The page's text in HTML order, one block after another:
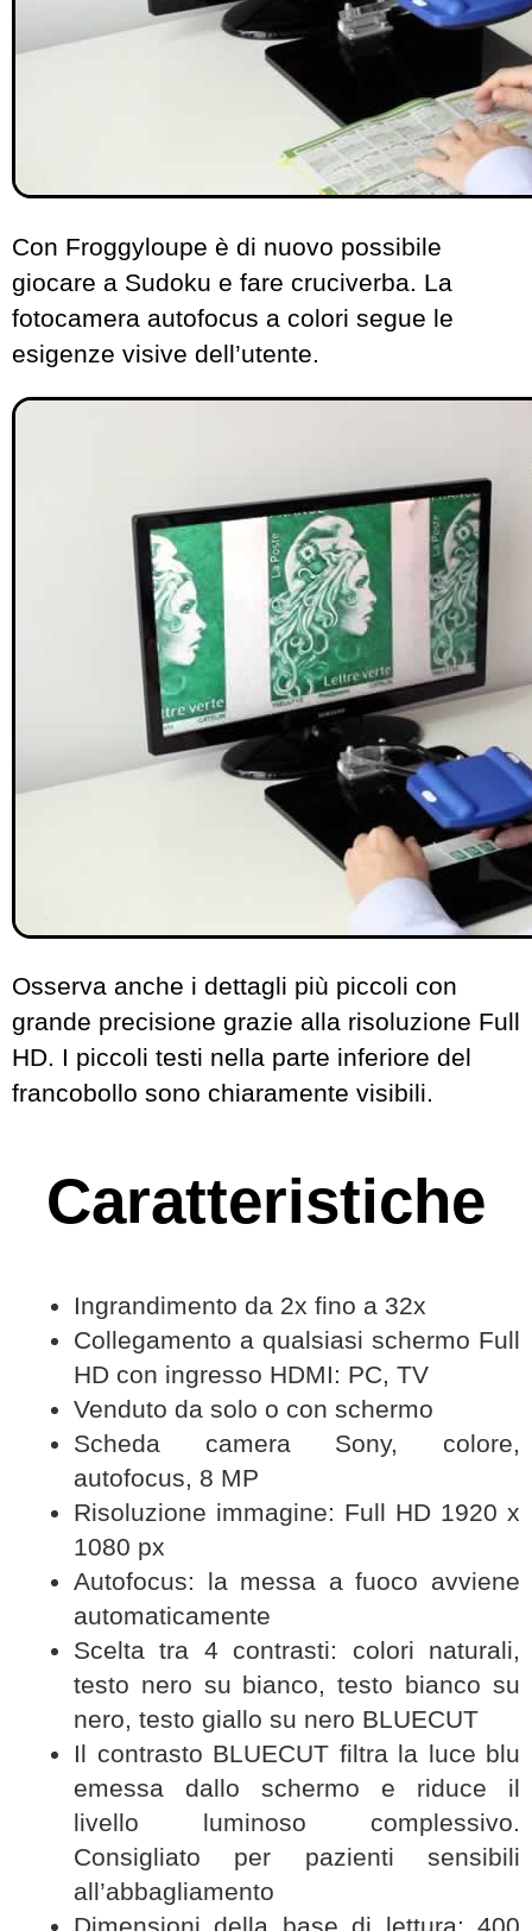
Con Froggyloupe è di nuovo possibile
giocare a Sudoku e fare cruciverba. La
fotocamera autofocus a colori segue le
esigenze visive dell’utente.
Osserva anche i dettagli più piccoli con
grande precisione grazie alla risoluzione Full
HD. I piccoli testi nella parte inferiore del
francobollo sono chiaramente visibili.
Caratteristiche
Ingrandimento da 2x fino a 32x
Collegamento a qualsiasi schermo Full
HD con ingresso HDMI: PC, TV
Venduto da solo o con schermo
Scheda camera Sony, colore,
autofocus, 8 MP
Risoluzione immagine: Full HD 1920 x
1080 px
Autofocus: la messa a fuoco avviene
automaticamente
Scelta tra 4 contrasti: colori naturali,
testo nero su bianco, testo bianco su
nero, testo giallo su nero BLUECUT
Il contrasto BLUECUT filtra la luce blu
emessa dallo schermo e riduce il
livello luminoso complessivo.
Consigliato per pazienti sensibili
all’abbagliamento